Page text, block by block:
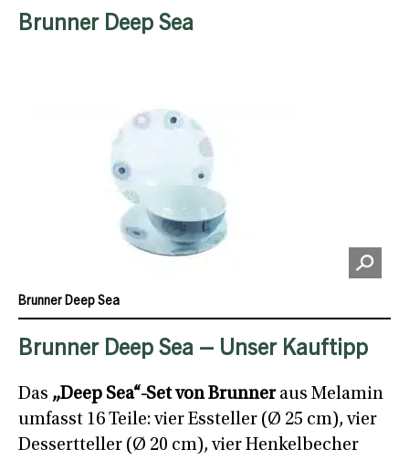
Brunner Deep Sea
Brunner Deep Sea
Brunner Deep Sea – Unser Kauftipp
Das „Deep Sea“-Set von Brunneraus Melamin
umfasst 16 Teile: vier Essteller (Ø 25 cm), vier
Dessertteller (Ø 20 cm), vier Henkelbecher